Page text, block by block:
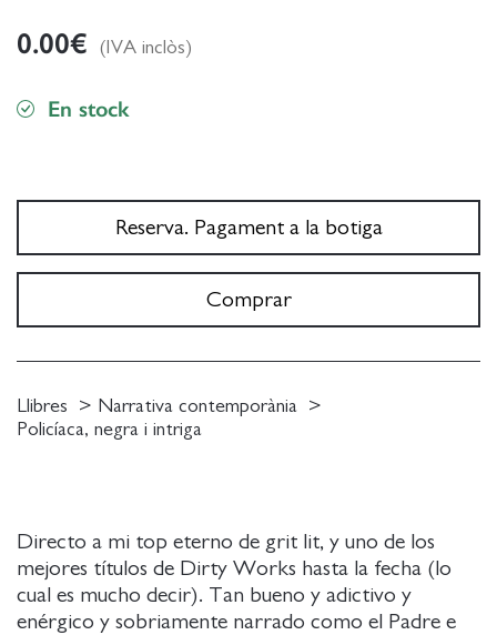
Directo a mi top eterno de grit lit, y uno de los
mejores títulos de Dirty Works hasta la fecha (lo
cual es mucho decir). Tan bueno y adictivo y
enérgico y sobriamente narrado como el Padre e
0.00€ (IVA inclòs)
En stock
Reserva. Pagament a la botiga
Comprar
Llibres
Narrativa contemporània
Policíaca, negra i intriga